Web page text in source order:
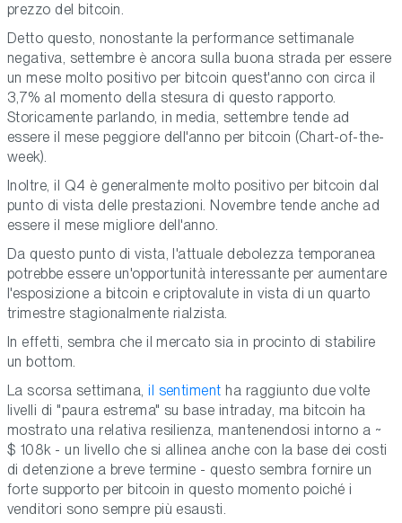
prezzo del bitcoin.
Detto questo, nonostante la performance settimanale
negativa, settembre è ancora sulla buona strada per essere
un mese molto positivo per bitcoin quest'anno con circa il
3,7% al momento della stesura di questo rapporto.
Storicamente parlando, in media, settembre tende ad
essere il mese peggiore dell'anno per bitcoin (Chart-of-the-
week).
Inoltre, il Q4 è generalmente molto positivo per bitcoin dal
punto di vista delle prestazioni. Novembre tende anche ad
essere il mese migliore dell'anno.
Da questo punto di vista, l'attuale debolezza temporanea
potrebbe essere un'opportunità interessante per aumentare
l'esposizione a bitcoin e criptovalute in vista di un quarto
trimestre stagionalmente rialzista.
In effetti, sembra che il mercato sia in procinto di stabilire
un bottom.
La scorsa settimana,il sentiment ha raggiunto due volte
livelli di "paura estrema" su base intraday, ma bitcoin ha
mostrato una relativa resilienza, mantenendosi intorno a ~
$ 108k - un livello che si allinea anche con la base dei costi
di detenzione a breve termine - questo sembra fornire un
forte supporto per bitcoin in questo momento poiché i
venditori sono sempre più esausti.